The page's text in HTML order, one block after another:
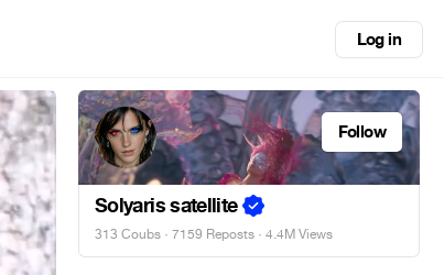
Log in
Follow
Solyaris satellite
313 Coubs · 7159 Reposts · 4.4M Views